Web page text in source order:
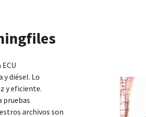
diésel. Lo
y eficiente.
pruebas
archivos son